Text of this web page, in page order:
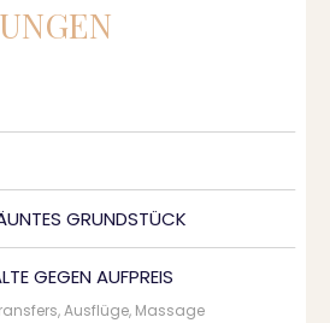
GRUNDSTÜCK
GEGEN AUFPREIS
Ausflüge, Massage